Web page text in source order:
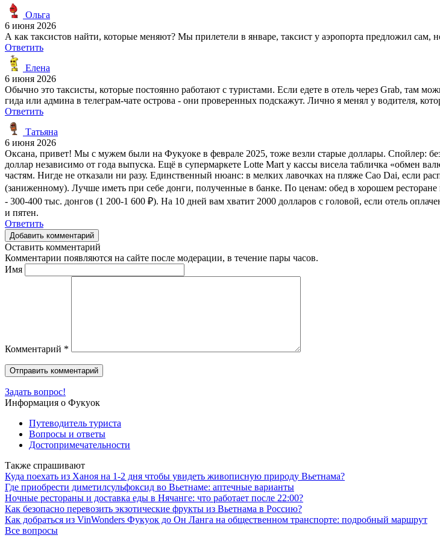
Ольга
6 июня 2026
А как таксистов найти, которые меняют? Мы прилетели в январе, таксист у аэропорта предложил сам,
Ответить
Елена
6 июня 2026
Обычно это таксисты, которые постоянно работают с туристами. Если едете в отель через Grab, там
гида или админа в телеграм-чате острова - они проверенных подскажут. Лично я менял у водителя,
Ответить
Татьяна
6 июня 2026
Оксана, привет! Мы с мужем были на Фукуоке в феврале 2025, тоже везли старые доллары. Спойлер:
доллар независимо от года выпуска. Ещё в супермаркете Lotte Mart у кассы висела табличка «обмен
частям. Нигде не отказали ни разу. Единственный нюанс: в мелких лавочках на пляже Сao Dai, если
(заниженному). Лучше иметь при себе донги, полученные в банке. По ценам: обед в хорошем
- 300-400 тыс. донгов (1 200-1 600 ₽). На 10 дней вам хватит 2000 долларов с головой, если отель
и пятен.
Ответить
Добавить комментарий
Оставить комментарий
Комментарии появляются на сайте после модерации, в течение пары часов.
Имя
Комментарий *
Задать вопрос!
Информация о Фукуок
Путеводитель туриста
Вопросы и ответы
Достопримечательности
Также спрашивают
Куда поехать из Ханоя на 1-2 дня чтобы увидеть живописную природу Вьетнама?
Где приобрести диметилсульфоксид во Вьетнаме: аптечные варианты
Ночные рестораны и доставка еды в Нячанге: что работает после 22:00?
Как безопасно перевозить экзотические фрукты из Вьетнама в Россию?
Как добраться из VinWonders Фукуок до Он Ланга на общественном транспорте: подробный маршрут
Все вопросы